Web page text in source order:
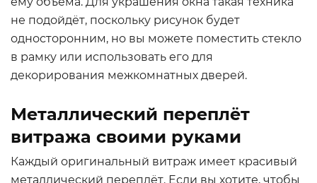
не подойдёт, поскольку рисунок будет
односторонним, но вы можете поместить стекло
в рамку или использовать его для
декорирования межкомнатных дверей.
Металлический переплёт
витража своими руками
Каждый оригинальный витраж имеет красивый
металлический переплёт. Если вы хотите, чтобы